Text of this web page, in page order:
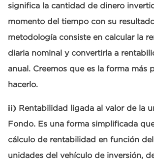
significa la cantidad de dinero
momento del tiempo con su
metodología consiste en calcular la
diaria nominal y convertirla a
anual. Creemos que es la forma más
hacerlo.
ii) Rentabilidad ligada al valor de la
Fondo. Es una forma simplificada
cálculo de rentabilidad en función
unidades del vehículo de inversión,